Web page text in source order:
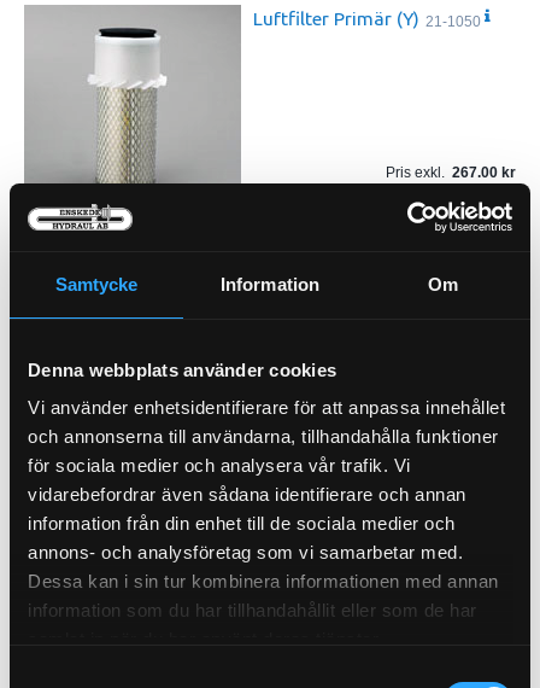
Samtycke Information Om
Denna webbplats använder cookies
Vi använder enhetsidentifierare för att anpassa innehållet
och annonserna till användarna, tillhandahålla funktioner
för sociala medier och analysera vår trafik. Vi
vidarebefordrar även sådana identifierare och annan
information från din enhet till de sociala medier och
annons- och analysföretag som vi samarbetar med.
Dessa kan i sin tur kombinera informationen med annan
information som du har tillhandahållit eller som de har
Luftfilter Primär (Y) 21-1050
Pris exkl. 267.00
Köp
Oljefilter
21-M111
Pris exkl. 160.00
P-NIPPEL BSP (1/2)
92-8
Pris exkl. 46.90